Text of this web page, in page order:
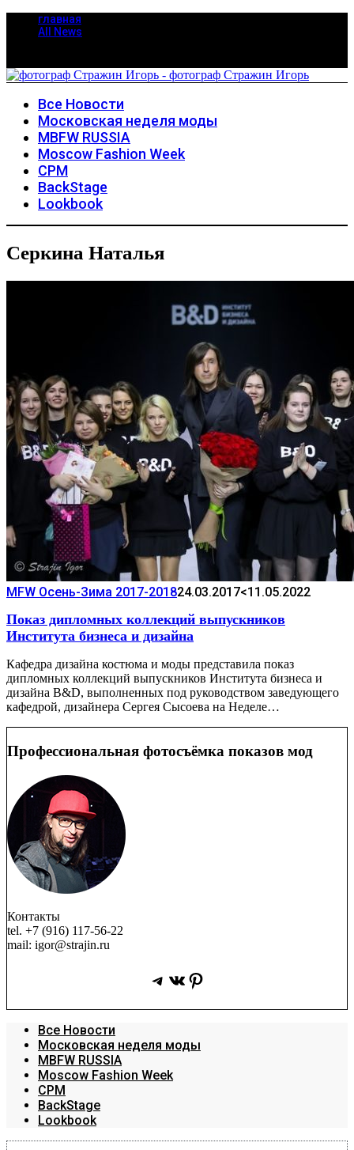
главная
All News
Все Новости
Московская неделя моды
MBFW RUSSIA
Moscow Fashion Week
CPM
BackStage
Lookbook
Серкина Наталья
MFW Осень-Зима 2017-201824.03.2017<11.05.2022
Показ дипломных коллекций выпускников
Института бизнеса и дизайна
Кафедра дизайна костюма и моды представила показ
дипломных коллекций выпускников Института бизнеса и
дизайна B&D, выполненных под руководством заведующего
кафедрой, дизайнера Сергея Сысоева на Неделе…
Профессиональная фотосъёмка показов мод
Контакты
tel. +7 (916) 117-56-22
mail: igor@strajin.ru
Telegram
ВКонтакте
Pinterest
Все Новости
Московская неделя моды
MBFW RUSSIA
Moscow Fashion Week
CPM
BackStage
Lookbook